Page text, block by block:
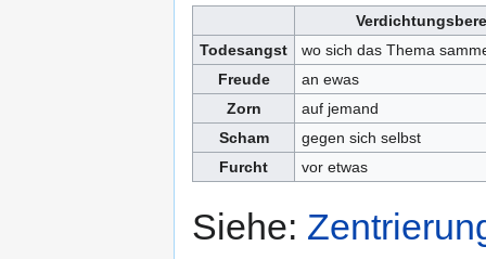
Todesangst
wo sich das Thema
Freude
an ewas
Zorn
auf jemand
Scham
gegen sich selbst
Furcht
vor etwas
Siehe: